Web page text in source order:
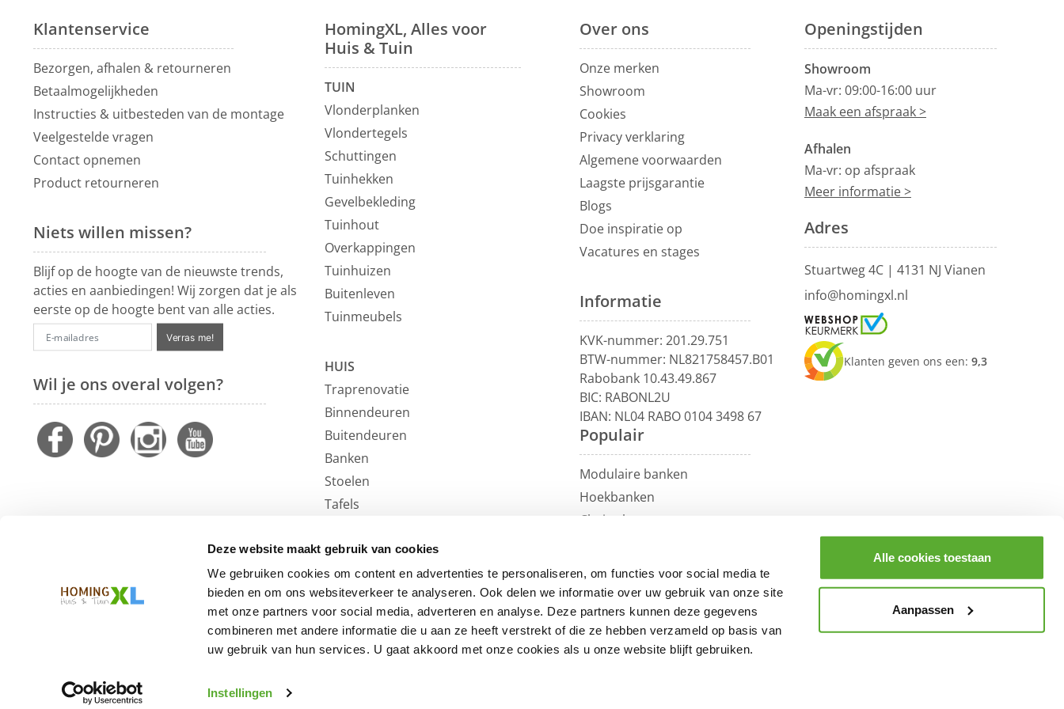
Deze website maakt gebruik van cookies
We gebruiken cookies om content en advertenties te personaliseren, om functies voor social media te
bieden en om ons websiteverkeer te analyseren. Ook delen we informatie over uw gebruik van onze site
met onze partners voor social media, adverteren en analyse. Deze partners kunnen deze gegevens
combineren met andere informatie die u aan ze heeft verstrekt of die ze hebben verzameld op basis van
uw gebruik van hun services. U gaat akkoord met onze cookies als u onze website blijft gebruiken.
Instellingen
Alle cookies toestaan
Aanpassen
Klantenservice
Bezorgen, afhalen & retourneren
Betaalmogelijkheden
Instructies & uitbesteden van de montage
Veelgestelde vragen
Contact opnemen
Product retourneren
Niets willen missen?
Blijf op de hoogte van de nieuwste trends,
acties en aanbiedingen! Wij zorgen dat je als
eerste op de hoogte bent van alle acties.
Verras me!
Wil je ons overal volgen?
HomingXL, Alles voor
Huis & Tuin
TUIN
Vlonderplanken
Vlondertegels
Schuttingen
Tuinhekken
Gevelbekleding
Tuinhout
Overkappingen
Tuinhuizen
Buitenleven
Tuinmeubels
HUIS
Traprenovatie
Binnendeuren
Buitendeuren
Banken
Stoelen
Tafels
Vloeren
Outlet
Over ons
Onze merken
Showroom
Cookies
Privacy verklaring
Algemene voorwaarden
Laagste prijsgarantie
Blogs
Doe inspiratie op
Vacatures en stages
Informatie
KVK-nummer: 201.29.751
BTW-nummer: NL821758457.B01
Rabobank 10.43.49.867
BIC: RABONL2U
IBAN: NL04 RABO 0104 3498 67
Populair
Modulaire banken
Hoekbanken
Chaise longue
Loungebanken
Rechte banken
Eetkamerbanken
Eetkamerstoelen
Fauteuils
Openingstijden
Showroom
Ma-vr: 09:00-16:00 uur
Maak een afspraak >
Afhalen
Ma-vr: op afspraak
Meer informatie >
Adres
Stuartweg 4C | 4131 NJ Vianen
info@homingxl.nl
Klanten geven ons een: 9,3